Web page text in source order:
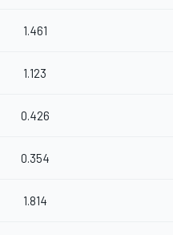
1.461
1.123
0.426
0.354
1.814